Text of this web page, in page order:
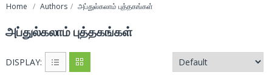
Home Authors அப்துல்கலாம் புத்தகங்கள்
அப்துல்கலாம் புத்தகங்கள்
DISPLAY: